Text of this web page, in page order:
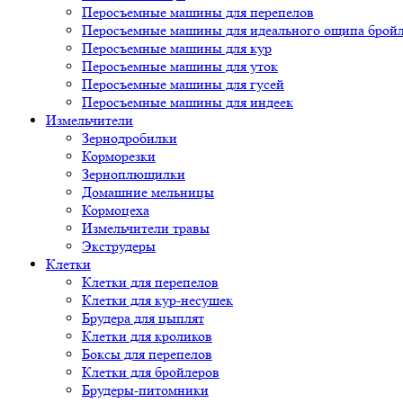
Перосъемные машины для перепелов
Перосъемные машины для идеального ощипа
Перосъемные машины для кур
Перосъемные машины для уток
Перосъемные машины для гусей
Перосъемные машины для индеек
Измельчители
Зернодробилки
Корморезки
Зерноплющилки
Домашние мельницы
Кормоцеха
Измельчители травы
Экструдеры
Клетки
Клетки для перепелов
Клетки для кур-несушек
Брудера для цыплят
Клетки для кроликов
Боксы для перепелов
Клетки для бройлеров
Брудеры-питомники